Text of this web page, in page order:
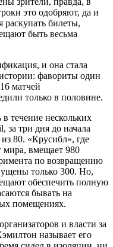
это одобряют, да и
раскупать билеты,
быть весьма
и она стала
фавориты один
матчей
только в половине.
течение нескольких
за три дня до начала
80. «Крусибл», где
мира, вмещает 980
по возвращению
только 300. Но,
обеспечить полную
бывать на
помещениях.
и власти за
называет его